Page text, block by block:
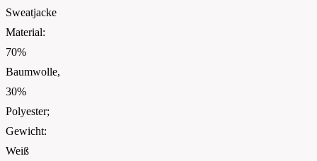
Sweatjacke
Material:
70%
Baumwolle,
30%
Polyester;
Gewicht:
Weiß